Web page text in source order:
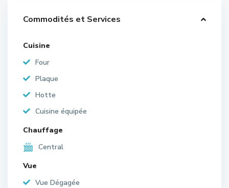
Commodités et Services
Cuisine
Four
Plaque
Hotte
Cuisine équipée
Chauffage
Central
Vue
Vue Dégagée